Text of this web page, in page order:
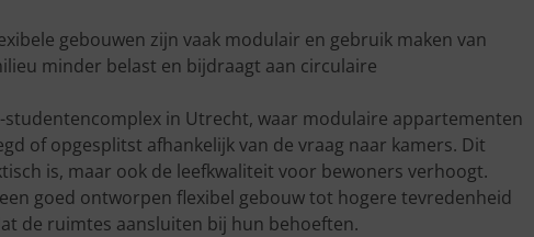
gebouwen zijn vaak modulair en gebruik maken van
minder belast en bijdraagt aan circulaire
in Utrecht, waar modulaire appartementen
of opgesplitst afhankelijk van de vraag naar kamers. Dit
is, maar ook de leefkwaliteit voor bewoners verhoogt.
goed ontworpen flexibel gebouw tot hogere tevredenheid
de ruimtes aansluiten bij hun behoeften.